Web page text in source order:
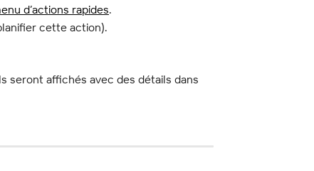
d’actions rapides.
cette action).
seront affichés avec des détails dans